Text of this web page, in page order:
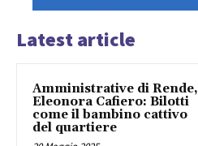
Latest article
Amministrative di Rende,
Eleonora Cafiero: Bilotti
come il bambino cattivo
del quartiere